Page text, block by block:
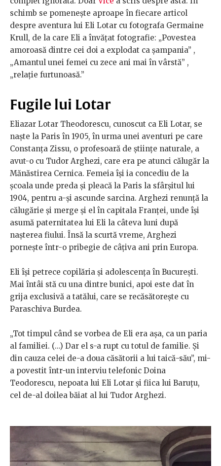
schimb se pomenește aproape în fiecare articol
despre aventura lui Eli Lotar cu fotografa Germaine
Krull, de la care Eli a învățat fotografie: „Povestea
amo­roa­să dintre cei doi a explodat ca şampania” ,
„Amantul unei femei cu zece ani mai în vârstă” ,
„relație furtunoasă.”
Fugile lui Lotar
Eliazar Lotar Theodorescu, cunoscut ca Eli Lotar, se
naște la Paris în 1905, în urma unei aventuri pe care
Constanța Zissu, o profesoară de științe naturale, a
avut-o cu Tudor Arghezi, care era pe atunci călugăr la
Mănăstirea Cernica. Femeia își ia concediu de la
școala unde preda și pleacă la Paris la sfârșitul lui
1904, pentru a-și ascunde sarcina. Arghezi renunță la
călugărie și merge și el în capitala Franței, unde își
asumă paternitatea lui Eli la câteva luni după
nașterea fiului. Însă la scurtă vreme, Arghezi
pornește într-o pribegie de câțiva ani prin Europa.
Eli își petrece copilăria și adolescența în București.
Mai întâi stă cu una dintre bunici, apoi este dat în
grija exclusivă a tatălui, care se recăsătorește cu
Paraschiva Burdea.
„Tot timpul când se vorbea de Eli era așa, ca un paria
al familiei. (...) Dar el s-a rupt cu totul de familie. Și
din cauza celei de-a doua căsătorii a lui taică-său”, mi-
a povestit într-un interviu telefonic Doina
Teodorescu, nepoata lui Eli Lotar și fiica lui Baruțu,
cel de-al doilea băiat al lui Tudor Arghezi.